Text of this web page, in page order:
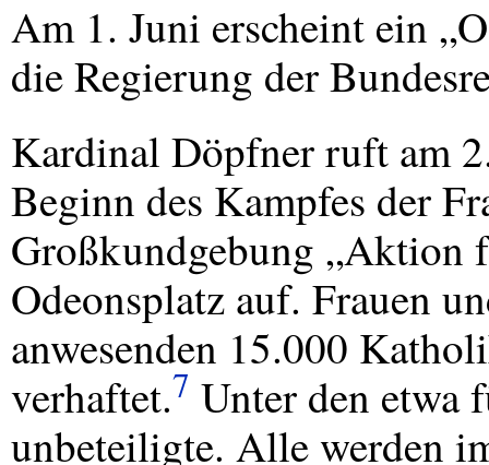
Am 1. Juni erscheint ein
die Regierung der
Kardinal Döpfner ruft am
Beginn des Kampfes der
Großkundgebung „Aktion
Odeonsplatz auf. Frauen
anwesenden 15.000
verhaftet.7 Unter den etwa
unbeteiligte. Alle werden